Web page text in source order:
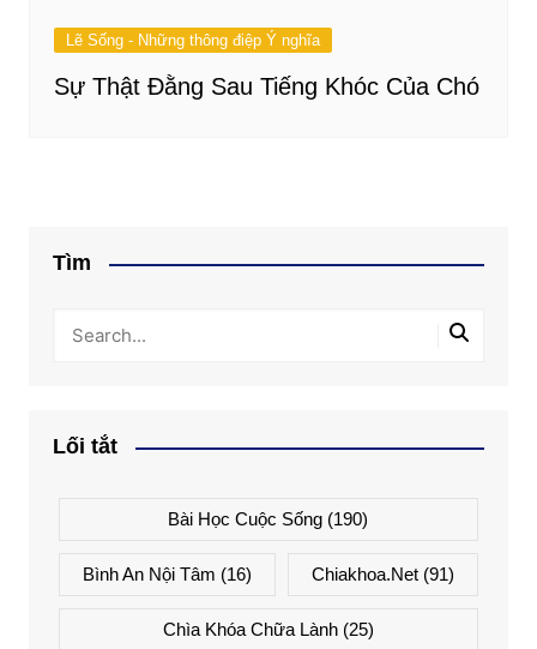
Lẽ Sống - Những thông điệp Ý nghĩa
Sự Thật Đằng Sau Tiếng Khóc Của Chó
Tìm
Lối tắt
Bài Học Cuộc Sống (190)
Bình An Nội Tâm (16) Chiakhoa.net (91)
Chìa Khóa Chữa Lành(25)